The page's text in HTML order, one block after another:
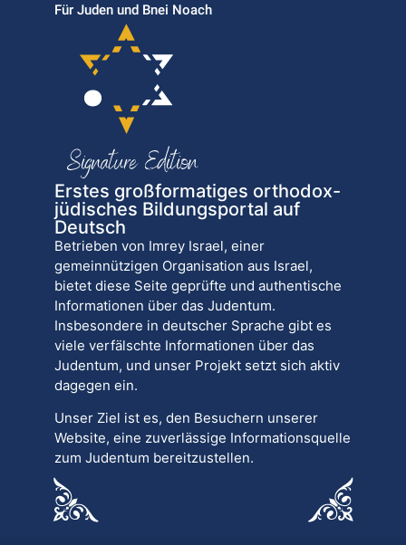
Für Juden und Bnei Noach
Erstes großformatiges orthodox-
jüdisches Bildungsportal auf
Deutsch
Betrieben von Imrey Israel, einer
gemeinnützigen Organisation aus Israel,
bietet diese Seite geprüfte und authentische
Informationen über das Judentum.
Insbesondere in deutscher Sprache gibt es
viele verfälschte Informationen über das
Judentum, und unser Projekt setzt sich aktiv
dagegen ein.
Unser Ziel ist es, den Besuchern unserer
Website, eine zuverlässige Informationsquelle
zum Judentum bereitzustellen.